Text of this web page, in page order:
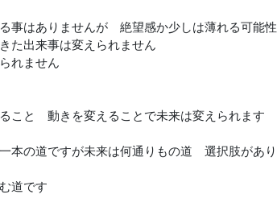
事はありませんが 絶望感か少しは薄れる可能
た出来事は変えられません
れません
こと 動きを変えることで未来は変えられます
本の道ですが未来は何通りもの道 選択肢があ
道です